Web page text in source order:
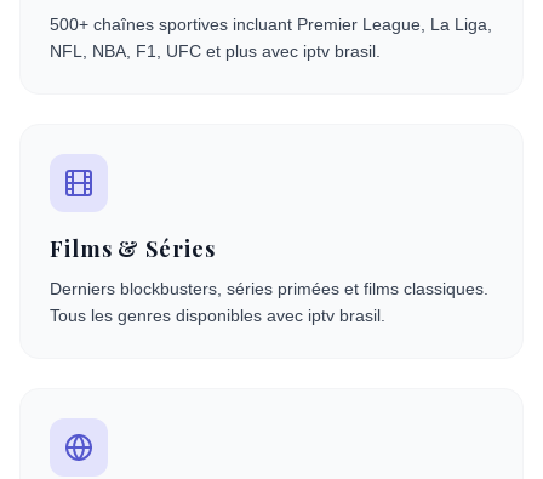
500+ chaînes sportives incluant Premier League, La Liga,
NFL, NBA, F1, UFC et plus avec iptv brasil.
Films & Séries
Derniers blockbusters, séries primées et films classiques.
Tous les genres disponibles avec iptv brasil.